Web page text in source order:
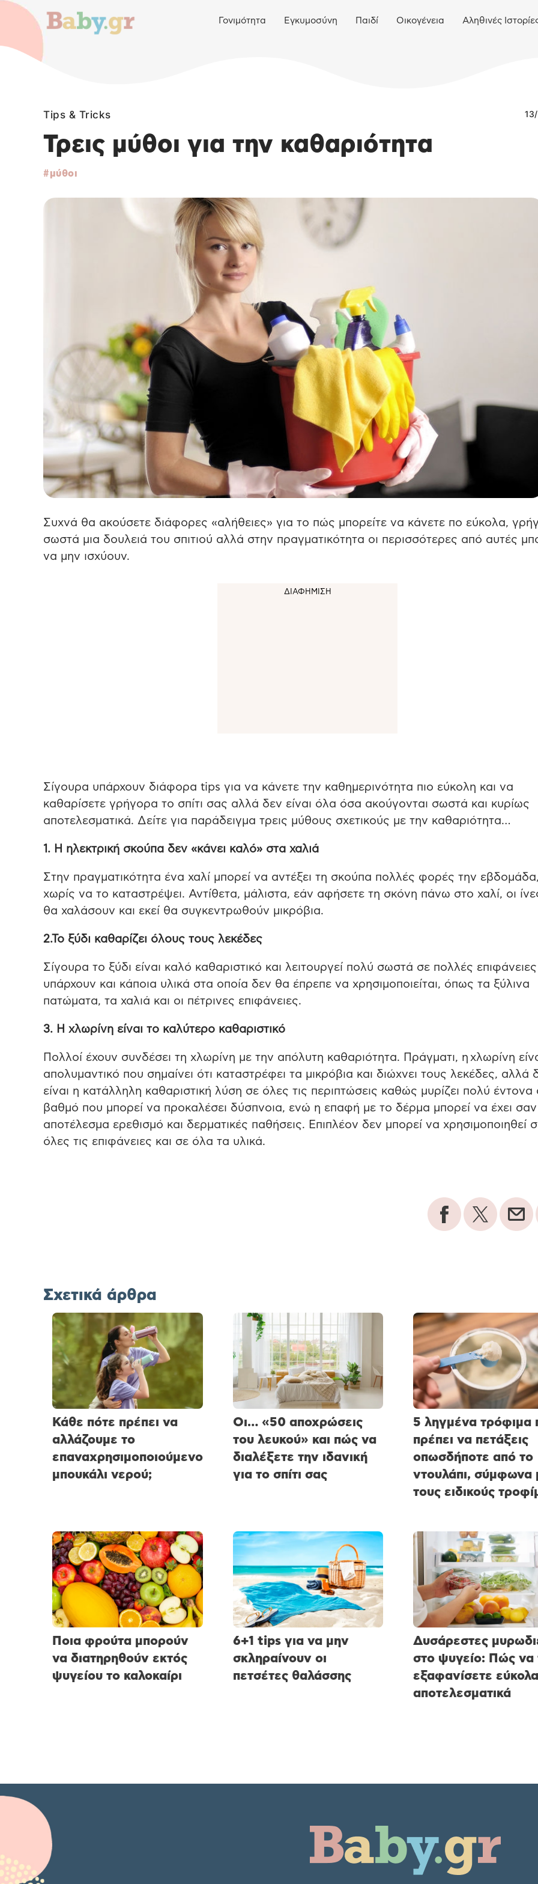
Γονιμότητα Εγκυμοσύνη Παιδί Οικογένεια Αληθινές
Tips & Tricks
Τρεις μύθοι για την καθαριότητα
μύθοι
Συχνά θα ακούσετε διάφορες «αλήθειες» για το πώς μπορείτε να κάνετε πο εύκολα,
σωστά μια δουλειά του σπιτιού αλλά στην πραγματικότητα οι περισσότερες από αυτές
να μην ισχύουν.
Σίγουρα υπάρχουν διάφορα tips για να κάνετε την καθημερινότητα πιο εύκολη και να
καθαρίσετε γρήγορα το σπίτι σας αλλά δεν είναι όλα όσα ακούγονται σωστά και κυρίως
αποτελεσματικά. Δείτε για παράδειγμα τρεις μύθους σχετικούς με την καθαριότητα…
1. Η ηλεκτρική σκούπα δεν «κάνει καλό» στα χαλιά
Στην πραγματικότητα ένα χαλί μπορεί να αντέξει τη σκούπα πολλές φορές την
χωρίς να το καταστρέψει. Αντίθετα, μάλιστα, εάν αφήσετε τη σκόνη πάνω στο χαλί, οι
θα χαλάσουν και εκεί θα συγκεντρωθούν μικρόβια.
2.Το ξύδι καθαρίζει όλους τους λεκέδες
Σίγουρα το ξύδι είναι καλό καθαριστικό και λειτουργεί πολύ σωστά σε πολλές
υπάρχουν και κάποια υλικά στα οποία δεν θα έπρεπε να χρησιμοποιείται, όπως τα ξύλινα
πατώματα, τα χαλιά και οι πέτρινες επιφάνειες.
3. Η χλωρίνη είναι το καλύτερο καθαριστικό
Πολλοί έχουν συνδέσει τη χλωρίνη με την απόλυτη καθαριότητα. Πράγματι, η χλωρίνη
απολυμαντικό που σημαίνει ότι καταστρέφει τα μικρόβια και διώχνει τους λεκέδες, αλλά
είναι η κατάλληλη καθαριστική λύση σε όλες τις περιπτώσεις καθώς μυρίζει πολύ έντονα
βαθμό που μπορεί να προκαλέσει δύσπνοια, ενώ η επαφή με το δέρμα μπορεί να έχει σαν
αποτέλεσμα ερεθισμό και δερματικές παθήσεις. Επιπλέον δεν μπορεί να χρησιμοποιηθεί
όλες τις επιφάνειες και σε όλα τα υλικά.
Σχετικά άρθρα
Κάθε πότε πρέπει να
αλλάζουμε το
επαναχρησιμοποιούμενο
μπουκάλι νερού;
Οι… «50 αποχρώσεις
του λευκού» και πώς να
διαλέξετε την ιδανική
για το σπίτι σας
5 ληγμένα τρόφιμα
πρέπει να πετάξεις
οπωσδήποτε από το
ντουλάπι, σύμφωνα
τους ειδικούς
Ποια φρούτα μπορούν
να διατηρηθούν εκτός
ψυγείου το καλοκαίρι
6+1 tips για να μην
σκληραίνουν οι
πετσέτες θαλάσσης
Δυσάρεστες
στο ψυγείο: Πώς να
εξαφανίσετε εύκολα
αποτελεσματικά